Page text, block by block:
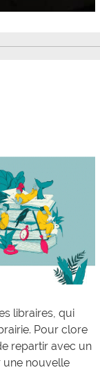
libraires, qui
Pour clore
repartir avec un
une nouvelle